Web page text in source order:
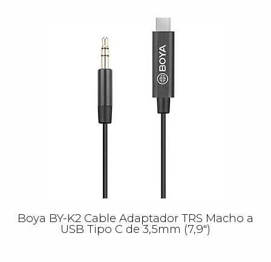
Boya BY-K2 Cable Adaptador TRS Macho a
USB Tipo C de 3,5mm (7,9")